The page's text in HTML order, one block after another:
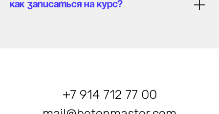
Как записаться на курс?
+7 914 712 77 00